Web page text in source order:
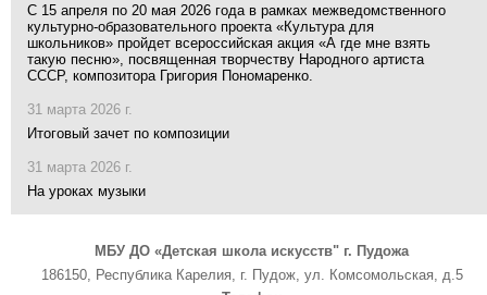
С 15 апреля по 20 мая 2026 года в рамках межведомственного
культурно-образовательного проекта «Культура для
школьников» пройдет всероссийская акция «А где мне взять
такую песню», посвященная творчеству Народного артиста
СССР, композитора Григория Пономаренко.
31 марта 2026 г.
Итоговый зачет по композиции
31 марта 2026 г.
На уроках музыки
МБУ ДО «Детская школа искусств" г. Пудожа
186150, Республика Карелия, г. Пудож, ул. Комсомольская, д.5